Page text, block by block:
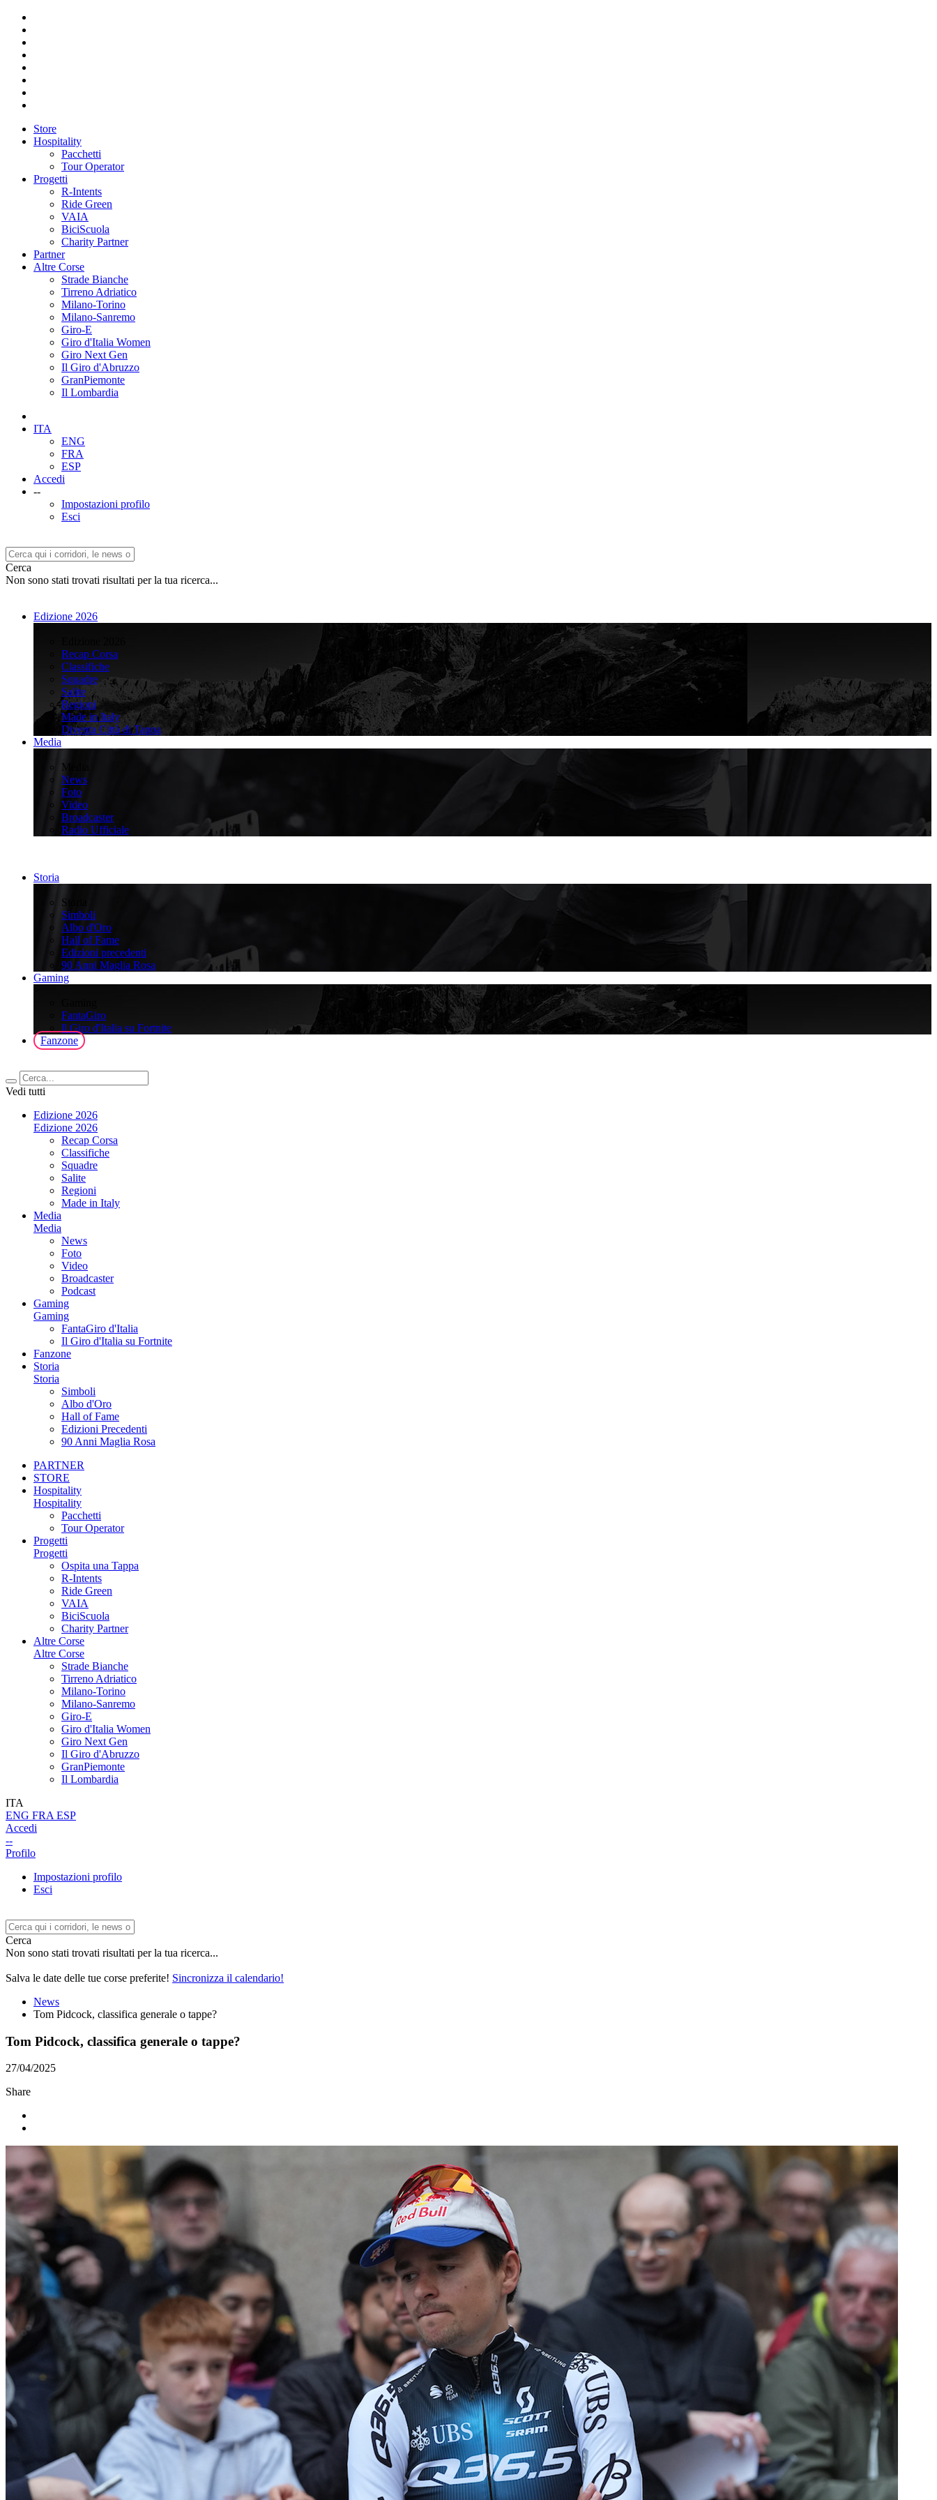
Store
Hospitality
Pacchetti
Tour Operator
Progetti
R-Intents
Ride Green
VAIA
BiciScuola
Charity Partner
Partner
Altre Corse
Strade Bianche
Tirreno Adriatico
Milano-Torino
Milano-Sanremo
Giro-E
Giro d'Italia Women
Giro Next Gen
Il Giro d'Abruzzo
GranPiemonte
Il Lombardia
ITA
ENG
FRA
ESP
Accedi
--
Impostazioni profilo
Esci
Cerca
Non sono stati trovati risultati per la tua ricerca...
Edizione 2026
Recap Corsa
Classifiche
Squadre
Salite
Regioni
Made in Italy
Diventa Città di Tappa
Media
Media
News
Foto
Video
Broadcaster
Radio Ufficiale
Storia
Storia
Simboli
Albo d'Oro
Hall of Fame
Edizioni precedenti
90 Anni Maglia Rosa
Gaming
FantaGiro
ll Giro d'Italia su Fortnite
Fanzone
Vedi tutti
Edizione 2026
Edizione 2026
Recap Corsa
Classifiche
Squadre
Salite
Regioni
Made in Italy
Media
Media
News
Foto
Video
Broadcaster
Podcast
Gaming
Gaming
FantaGiro d'Italia
Il Giro d'Italia su Fortnite
Fanzone
Storia
Storia
Simboli
Albo d'Oro
Hall of Fame
Edizioni Precedenti
90 Anni Maglia Rosa
PARTNER
STORE
Hospitality
Hospitality
Pacchetti
Tour Operator
Progetti
Progetti
Ospita una Tappa
R-Intents
Ride Green
VAIA
BiciScuola
Charity Partner
Altre Corse
Altre Corse
Strade Bianche
Tirreno Adriatico
Milano-Torino
Milano-Sanremo
Giro-E
Giro d'Italia Women
Giro Next Gen
Il Giro d'Abruzzo
GranPiemonte
Il Lombardia
ITA
ENG FRA ESP
Accedi
--
Profilo
Impostazioni profilo
Esci
Cerca
Non sono stati trovati risultati per la tua ricerca...
Salva le date delle tue corse preferite! Sincronizza il calendario!
News
Tom Pidcock, classifica generale o tappe?
Tom Pidcock, classifica generale o tappe?
27/04/2025
Share